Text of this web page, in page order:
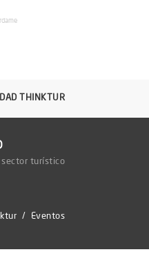
THINKTUR
sector turístico
/ Eventos